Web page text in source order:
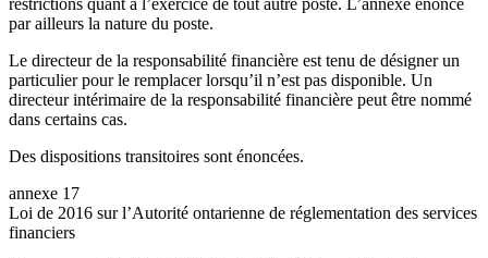
par ailleurs la nature du poste.
Le directeur de la responsabilité financière est tenu de désigner un
particulier pour le remplacer lorsqu’il n’est pas disponible. Un
directeur intérimaire de la responsabilité financière peut être nommé
dans certains cas.
Des dispositions transitoires sont énoncées.
annexe 17
Loi de 2016 sur l’Autorité ontarienne de réglementation des services
financiers